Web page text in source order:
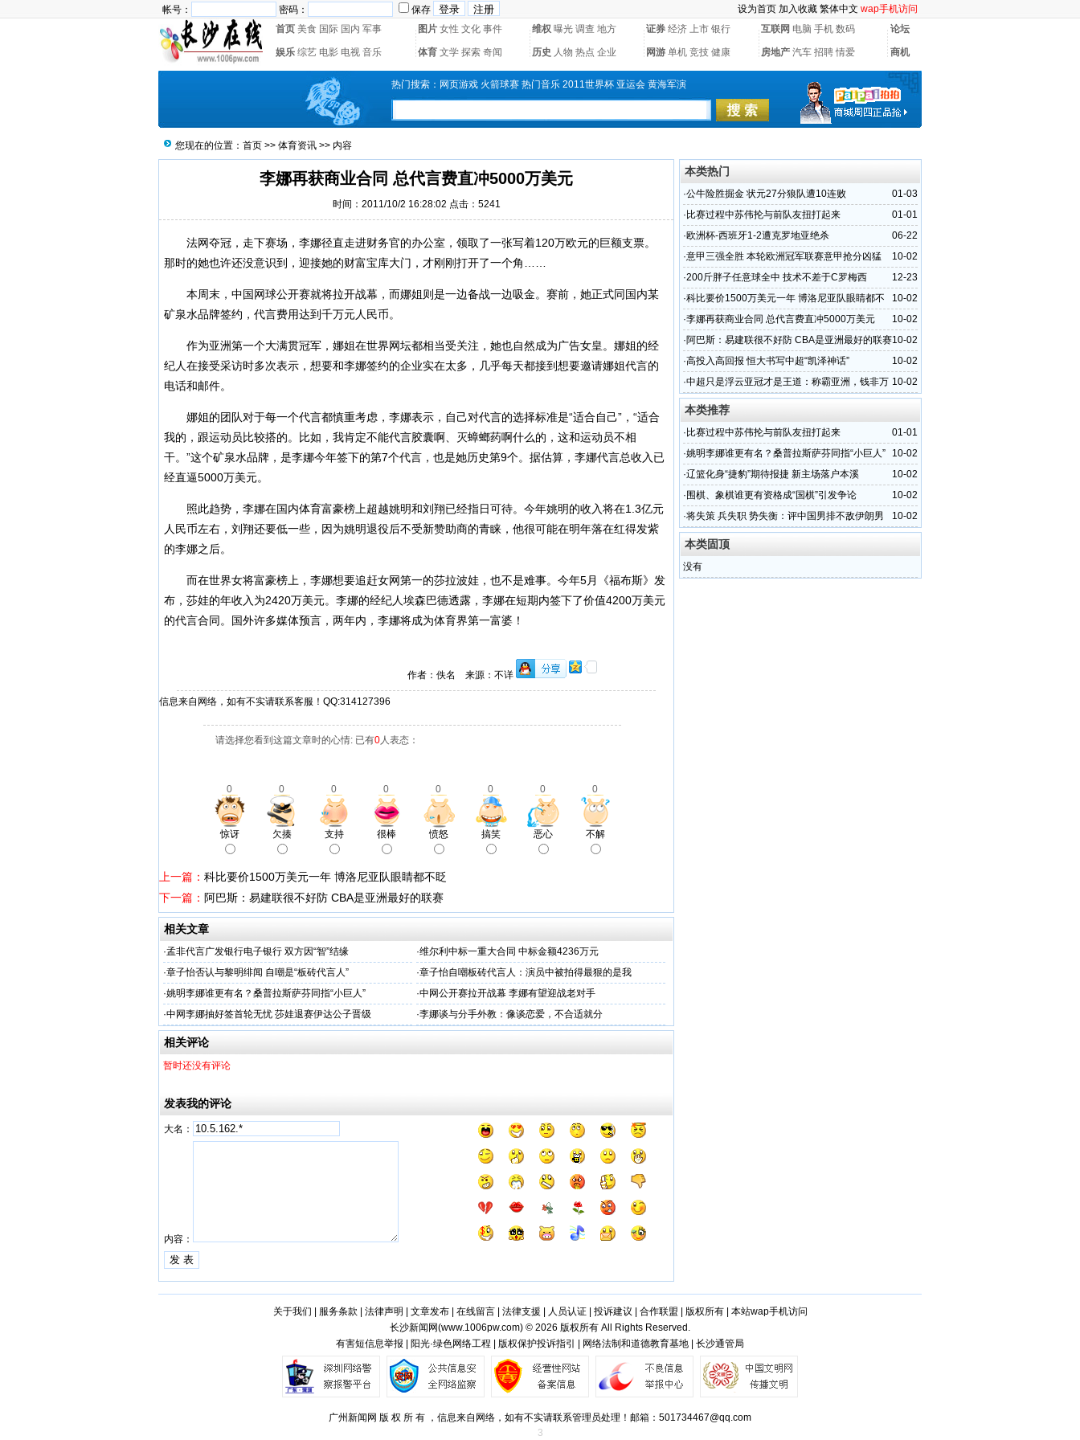
帐号： 密码： 保存 设为首页 加入收藏 繁体中文 wap手机访问
首页 美食 国际 国内 军事 图片 女性 文化 事件 维权 曝光 调查 地方 证券 经济 上市 银行 互联网 电脑 手机 数码 论坛
娱乐 综艺 电影 电视 音乐 体育 文学 探索 奇闻 历史 人物 热点 企业 网游 单机 竞技 健康 房地产 汽车 招聘 情爱 商机
热门搜索： 网页游戏 火箭球赛 热门音乐 2011世界杯 亚运会 黄海军演
您现在的位置： 首页 >> 体育资讯 >> 内容
李娜再获商业合同 总代言费直冲5000万美元
时间：2011/10/2 16:28:02 点击： 5241
法网夺冠，走下赛场，李娜径直走进财务官的办公室，领取了一张写着120万欧元的巨额支票。
那时的她也许还没意识到，迎接她的财富宝库大门，才刚刚打开了一个角……
本周末，中国网球公开赛就将拉开战幕，而娜姐则是一边备战一边吸金。赛前，她正式同国内某
矿泉水品牌签约，代言费用达到千万元人民币。
作为亚洲第一个大满贯冠军，娜姐在世界网坛都相当受关注，她也自然成为广告女皇。娜姐的经
纪人在接受采访时多次表示，想要和李娜签约的企业实在太多，几乎每天都接到想要邀请娜姐代言的
电话和邮件。
娜姐的团队对于每一个代言都慎重考虑，李娜表示，自己对代言的选择标准是“适合自己”，“适合
我的，跟运动员比较搭的。比如，我肯定不能代言胶囊啊、灭蟑螂药啊什么的，这和运动员不相
干。”这个矿泉水品牌，是李娜今年签下的第7个代言，也是她历史第9个。据估算，李娜代言总收入已
经直逼5000万美元。
照此趋势，李娜在国内体育富豪榜上超越姚明和刘翔已经指日可待。今年姚明的收入将在1.3亿元
人民币左右，刘翔还要低一些，因为姚明退役后不受新赞助商的青睐，他很可能在明年落在红得发紫
的李娜之后。
而在世界女将富豪榜上，李娜想要追赶女网第一的莎拉波娃，也不是难事。今年5月《福布斯》发
布，莎娃的年收入为2420万美元。李娜的经纪人埃森巴德透露，李娜在短期内签下了价值4200万美元
的代言合同。国外许多媒体预言，两年内，李娜将成为体育界第一富婆！
作者：佚名 来源：不详
信息来自网络，如有不实请联系客服！QQ:314127396
请选择您看到这篇文章时的心情: 已有0人表态：
0 0 0 0 0 0 0 0
惊讶 欠揍 支持 很棒 愤怒 搞笑 恶心 不解
上一篇： 科比要价1500万美元一年 博洛尼亚队眼睛都不眨
下一篇： 阿巴斯：易建联很不好防 CBA是亚洲最好的联赛
相关文章
·孟非代言广发银行电子银行 双方因“智”结缘 ·维尔利中标一重大合同 中标金额4236万元
·章子怡否认与黎明绯闻 自嘲是“板砖代言人” ·章子怡自嘲板砖代言人：演员中被拍得最狠的是我
·姚明李娜谁更有名？桑普拉斯萨芬同指“小巨人” ·中网公开赛拉开战幕 李娜有望迎战老对手
·中网李娜抽好签首轮无忧 莎娃退赛伊达公子晋级 ·李娜谈与分手外教：像谈恋爱，不合适就分
相关评论
暂时还没有评论
发表我的评论
大名：
内容：
本类热门
01-03
·公牛险胜掘金 状元27分狼队遭10连败
01-01
· 比赛过程中苏伟抡与前队友扭打起来
06-22
·欧洲杯-西班牙1-2遭克罗地亚绝杀
10-02
·意甲三强全胜 本轮欧洲冠军联赛意甲抢分凶猛
12-23
·200斤胖子任意球全中 技术不差于C罗梅西
10-02
·科比要价1500万美元一年 博洛尼亚队眼睛都不
眨
10-02
·李娜再获商业合同 总代言费直冲5000万美元
10-02
·阿巴斯：易建联很不好防 CBA是亚洲最好的联赛
10-02
·高投入高回报 恒大书写中超“凯泽神话”
10-02
·中超只是浮云亚冠才是王道：称霸亚洲，钱非万
能
本类推荐
01-01
· 比赛过程中苏伟抡与前队友扭打起来
10-02
·姚明李娜谁更有名？桑普拉斯萨芬同指“小巨人”
10-02
·辽篮化身“捷豹”期待报捷 新主场落户本溪
10-02
· 围棋、象棋谁更有资格成“国棋”引发争论
10-02
·将失策 兵失职 势失衡：评中国男排不敌伊朗男
排
本类固顶
没有
关于我们 服务条款 法律声明 文章发布| 在线留言| 法律支援 人员认证| 投诉建议 合作联盟 版权所有| 本站wap手机访问
长沙新闻网(www.1006pw.com) © 2026 版权所有 All Rights Reserved.
有害短信息举报 | 阳光·绿色网络工程 | 版权保护投诉指引 | 网络法制和道德教育基地 | 长沙通管局
广州新闻网 版 权 所 有 ，信息来自网络，如有不实请联系管理员处理！邮箱：501734467@qq.com
3